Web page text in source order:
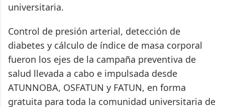
universitaria.
Control de presión arterial, detección de
diabetes y cálculo de índice de masa corporal
fueron los ejes de la campaña preventiva de
salud llevada a cabo e impulsada desde
ATUNNOBA, OSFATUN y FATUN, en forma
gratuita para toda la comunidad universitaria de